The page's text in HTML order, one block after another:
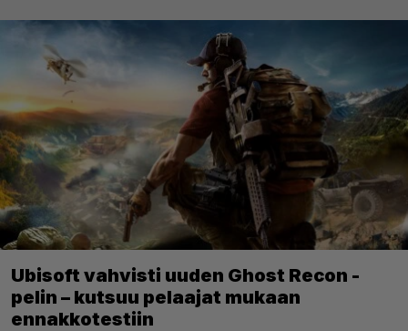
Ubisoft vahvisti uuden Ghost Recon -
pelin – kutsuu pelaajat mukaan
ennakkotestiin